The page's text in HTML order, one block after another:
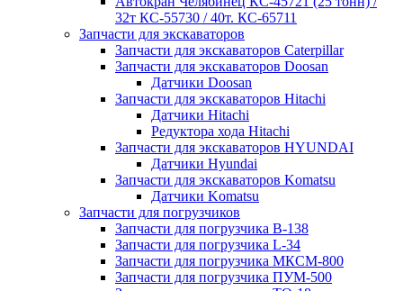
32т КС-55730 / 40т. КС-65711
Запчасти для экскаваторов
Запчасти для экскаваторов Caterpillar
Запчасти для экскаваторов Doosan
Датчики Doosan
Запчасти для экскаваторов Hitachi
Датчики Hitachi
Редуктора хода Hitachi
Запчасти для экскаваторов HYUNDAI
Датчики Hyundai
Запчасти для экскаваторов Komatsu
Датчики Komatsu
Запчасти для погрузчиков
Запчасти для погрузчика B-138
Запчасти для погрузчика L-34
Запчасти для погрузчика МКСМ-800
Запчасти для погрузчика ПУМ-500